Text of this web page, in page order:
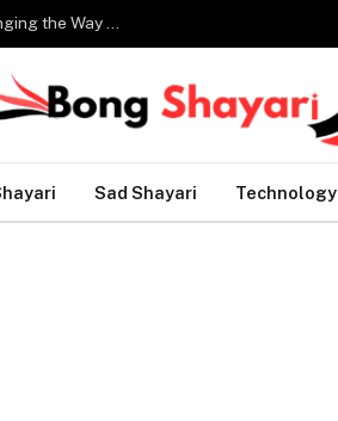
Smart Home Technology: How Modern Innovations Are Changing the Way We Live
Sad Shayari Technology